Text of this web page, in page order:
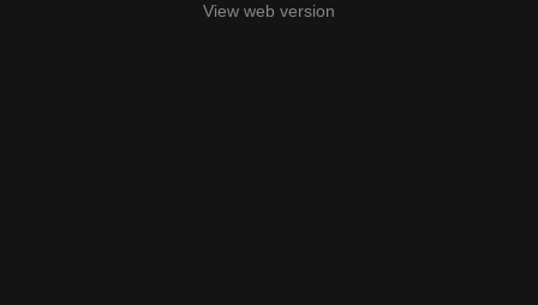
View web version